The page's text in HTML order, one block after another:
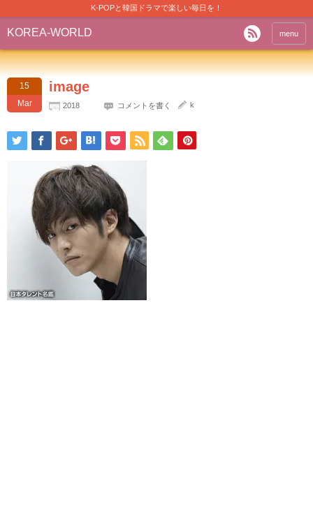
K-POPと韓国ドラマで楽しい毎日を！
KOREA-WORLD menu
15
Mar
image
2018 コメントを書く k